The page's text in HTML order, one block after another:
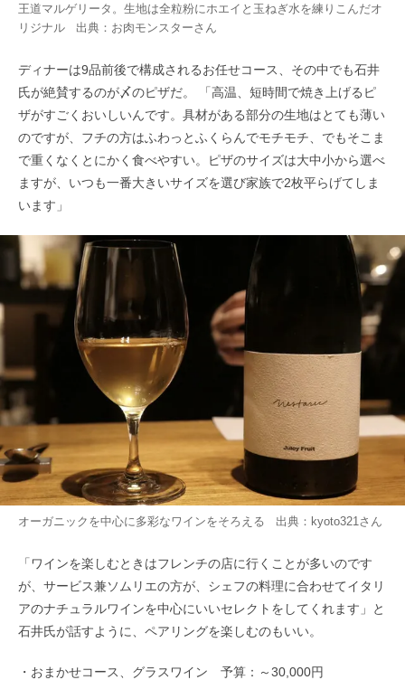
王道マルゲリータ。生地は全粒粉にホエイと玉ねぎ水を練りこんだオ
リジナル 出典： お肉モンスターさん
ディナーは9品前後で構成されるお任せコース、その中でも石井
氏が絶賛するのが〆のピザだ。 「高温、短時間で焼き上げるピ
ザがすごくおいしいんです。具材がある部分の生地はとても薄い
のですが、フチの方はふわっとふくらんでモチモチ、でもそこま
で重くなくとにかく食べやすい。ピザのサイズは大中小から選べ
ますが、いつも一番大きいサイズを選び家族で2枚平らげてしま
います」
オーガニックを中心に多彩なワインをそろえる 出典： kyoto321 さん
「ワインを楽しむときはフレンチの店に行くことが多いのです
が、サービス兼ソムリエの方が、シェフの料理に合わせてイタリ
アのナチュラルワインを中心にいいセレクトをしてくれます」と
石井氏が話すように、ペアリングを楽しむのもいい。
・おまかせコース、グラスワイン 予算：～30,000円